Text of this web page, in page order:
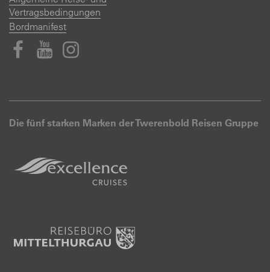
Vertragsbedingungen
Bordmanifest
Die fünf starken Marken der Twerenbold Reisen Gruppe